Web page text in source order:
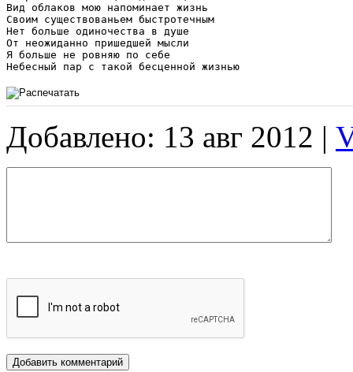
Вид облаков мою напоминает жизнь
Своим существованьем быстротечным
Нет больше одиночества в душе
От неожиданно пришедшей мысли
Я больше не ровняю по себе
Небесный пар с такой бесценной жизнью
Добавлено: 13 авг 2012 |